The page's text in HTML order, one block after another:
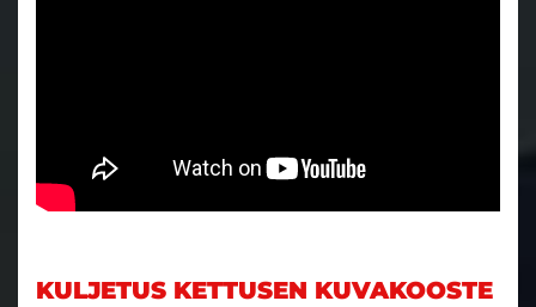
KULJETUS KETTUSEN KUVAKOOSTE